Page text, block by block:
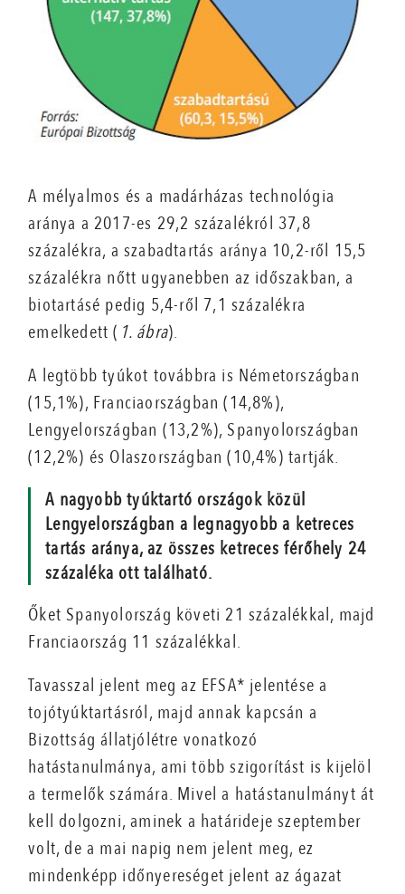
A mélyalmos és a madárházas technológia
aránya a 2017-es 29,2 százalékról 37,8
százalékra, a szabadtartás aránya 10,2-ről 15,5
százalékra nőtt ugyanebben az időszakban, a
biotartásé pedig 5,4-ről 7,1 százalékra
emelkedett ( 1. ábra).
A legtöbb tyúkot továbbra is Németországban
(15,1%), Franciaországban (14,8%),
Lengyelországban (13,2%), Spanyolországban
(12,2%) és Olaszországban (10,4%) tartják.
A nagyobb tyúktartó országok közül
Lengyelországban a legnagyobb a ketreces
tartás aránya, az összes ketreces férőhely 24
százaléka ott található.
Őket Spanyolország követi 21 százalékkal, majd
Franciaország 11 százalékkal.
Tavasszal jelent meg az EFSA* jelentése a
tojótyúktartásról, majd annak kapcsán a
Bizottság állatjólétre vonatkozó
hatástanulmánya, ami több szigorítást is kijelöl
a termelők számára. Mivel a hatástanulmányt át
kell dolgozni, aminek a határideje szeptember
volt, de a mai napig nem jelent meg, ez
mindenképp időnyereséget jelent az ágazat